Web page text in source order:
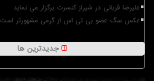
علیرضا قربانی در شیراز کنسرت برگزار می نماید
عکس سگ عضو بی تی اس از گرمی مشهورتر است
جدیدترین ها